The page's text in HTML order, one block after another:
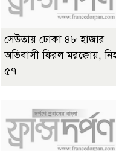
সেউতায় ঢোকা ৪৮ হাজার
অভিবাসী ফিরল মরক্কোয়,
৫৭